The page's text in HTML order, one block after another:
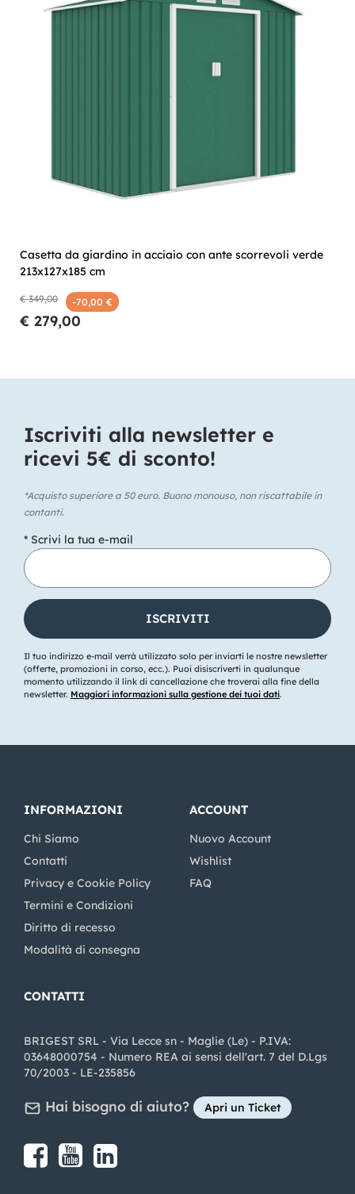
Casetta da giardino in acciaio con ante scorrevoli verde
213x127x185 cm
€ 349,00 -70,00 €
€ 279,00
Iscriviti alla newsletter e
ricevi 5€ di sconto!​
*Acquisto superiore a 50 euro. Buono monouso, non riscattabile in
contanti.
* Scrivi la tua e-mail
Il tuo indirizzo e-mail verrà utilizzato solo per inviarti le nostre newsletter
(offerte, promozioni in corso, ecc.). Puoi disiscriverti in qualunque
momento utilizzando il link di cancellazione che troverai alla fine della
newsletter. Maggiori informazioni sulla gestione dei tuoi dati.
INFORMAZIONI
Chi Siamo
Contatti
Privacy e Cookie Policy
Termini e Condizioni
Diritto di recesso
Modalità di consegna
ACCOUNT
Nuovo Account
Wishlist
FAQ
CONTATTI
BRIGEST SRL - Via Lecce sn - Maglie (Le) - P.IVA:
03648000754 - Numero REA ai sensi dell'art. 7 del D.Lgs
70/2003 - LE-235856
Hai bisogno di aiuto? Apri un Ticket
Share on Facebook
Share on youtube